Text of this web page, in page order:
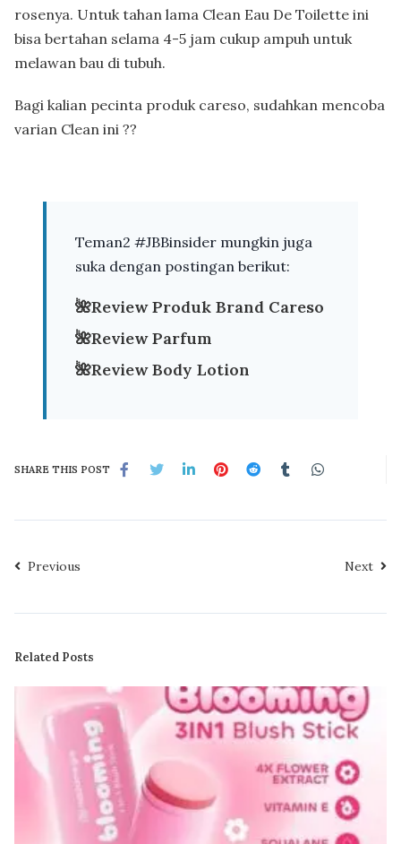
rosenya. Untuk tahan lama Clean Eau De Toilette ini
bisa bertahan selama 4-5 jam cukup ampuh untuk
melawan bau di tubuh.
Bagi kalian pecinta produk careso, sudahkan mencoba
varian Clean ini ??
Teman2 #JBBinsider mungkin juga
suka dengan postingan berikut:
🌺Review Produk Brand Careso
🌺Review Parfum
🌺Review Body Lotion
SHARE THIS POST
Previous Next
Related Posts